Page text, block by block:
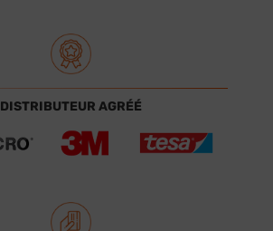
DISTRIBUTEUR AGRÉÉ